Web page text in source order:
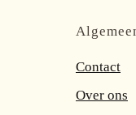
Contact
Over ons